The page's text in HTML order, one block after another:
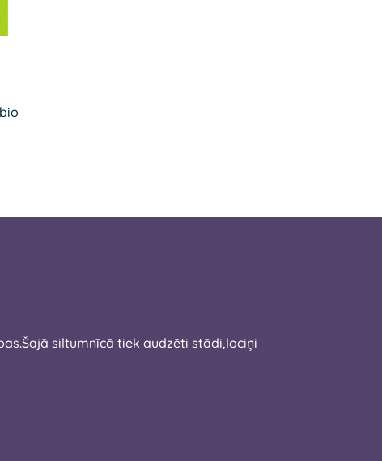
siltumnīcā tiek audzēti stādi,lociņi